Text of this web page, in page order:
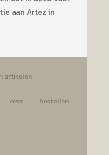
aan Artez in
artikelen
over bestellen